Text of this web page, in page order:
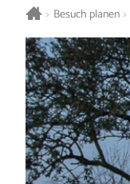
> Besuch planen >